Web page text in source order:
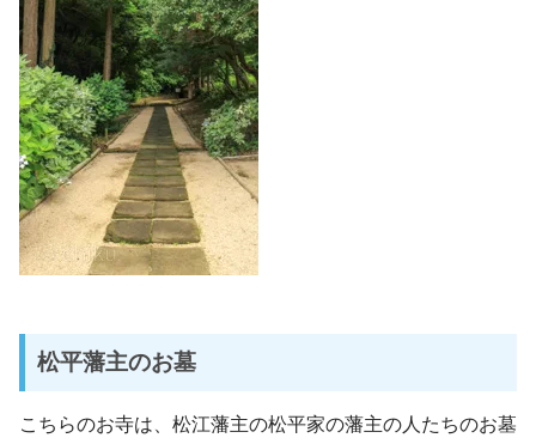
松平藩主のお墓
こちらのお寺は、松江藩主の松平家の藩主の人たちのお墓